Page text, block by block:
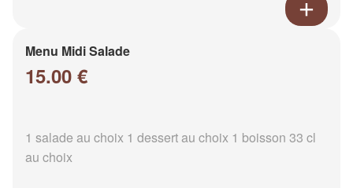
Menu Midi Salade
15.00 €
1 salade au choix 1 dessert au choix 1 boisson 33 cl
au choix